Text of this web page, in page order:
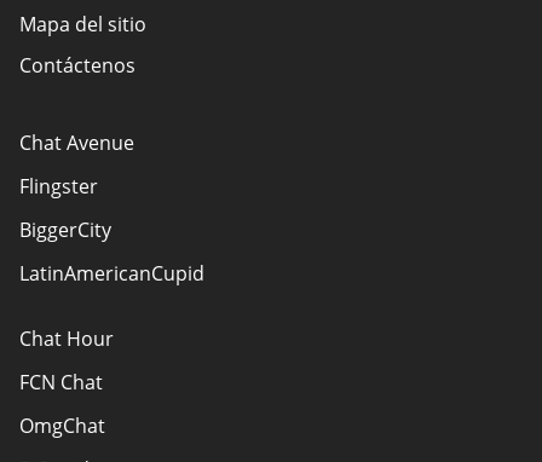
Mapa del sitio
Contáctenos
Chat Avenue
Flingster
BiggerCity
LatinAmericanCupid
Chat Hour
FCN Chat
OmgChat